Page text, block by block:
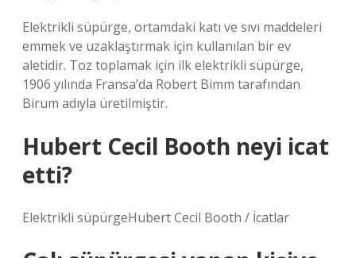
Elektrikli süpürge, ortamdaki katı ve sıvı maddeleri
emmek ve uzaklaştırmak için kullanılan bir ev
aletidir. Toz toplamak için ilk elektrikli süpürge,
1906 yılında Fransa’da Robert Bimm tarafından
Birum adıyla üretilmiştir.
Hubert Cecil Booth neyi icat
etti?
Elektrikli süpürgeHubert Cecil Booth / İcatlar